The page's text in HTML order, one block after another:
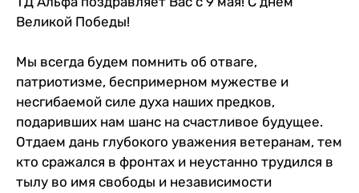
Великой Победы!
Мы всегда будем помнить об отваге,
патриотизме, беспримерном мужестве и
несгибаемой силе духа наших предков,
подаривших нам шанс на счастливое будущее.
Отдаем дань глубокого уважения ветеранам, тем
кто сражался в фронтах и неустанно трудился в
тылу во имя свободы и независимости